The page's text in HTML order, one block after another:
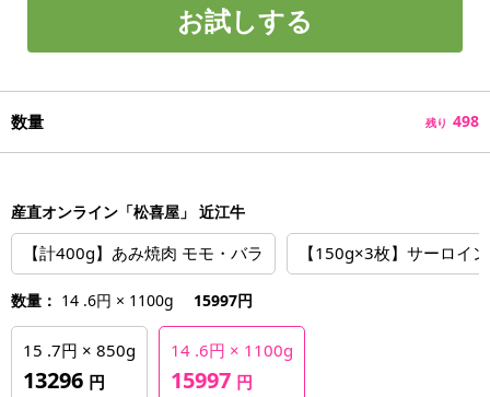
お試しする
数量 残り 498
産直オンライン「松喜屋」 近江牛
【計400g】あみ焼肉 モモ・バラ 【150g×3枚】サーロイ
数量： 14 .6円 × 1100g 15997円
15 .7円 × 850g
13296 円
14 .6円 × 1100g
15997 円